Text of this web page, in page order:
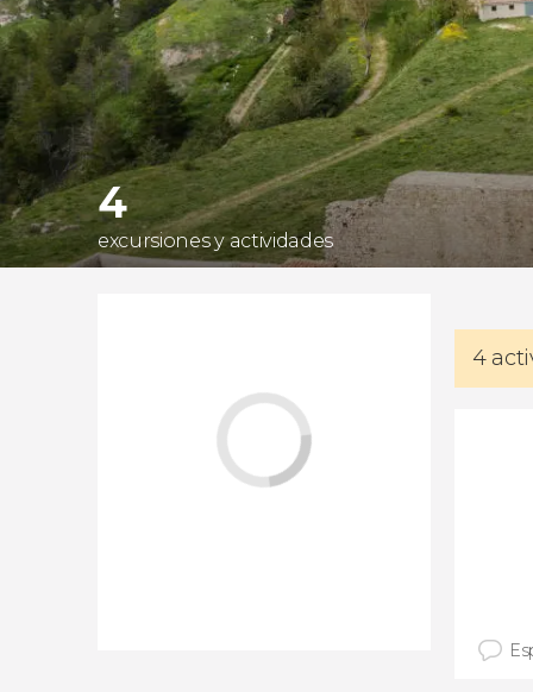
Turquía
4
excursiones y actividades
4